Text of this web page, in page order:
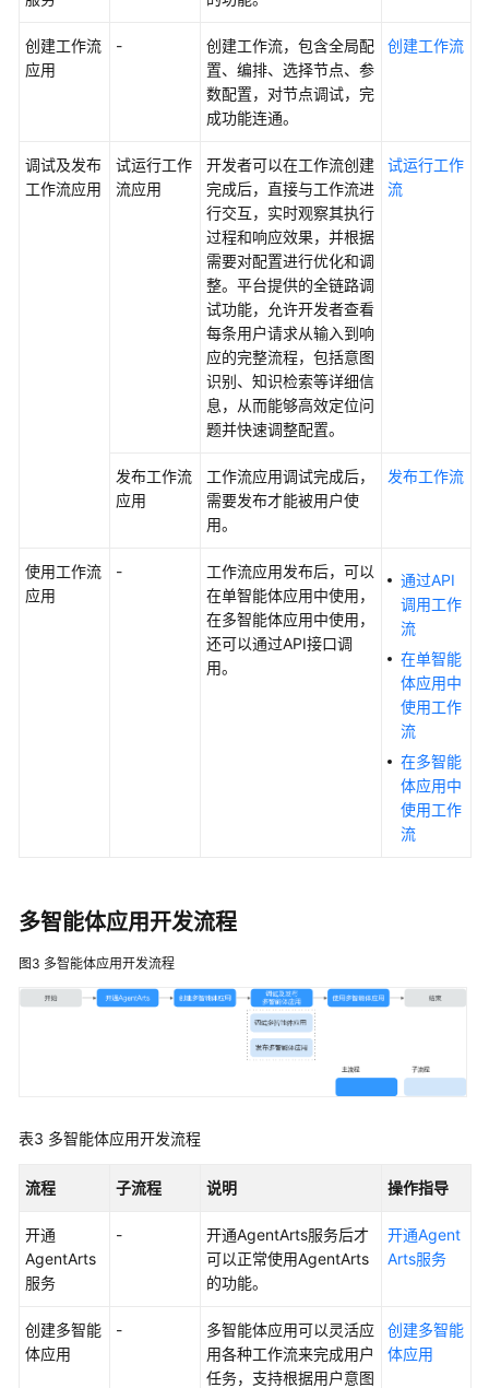
审
见
问
用
参
语
责
共
担
服
务
创建工作流
应用
-
创建工作流，包含全局配
置、编排、选择节点、参
数配置，对节点调试，完
成功能连通。
创建工作流
调试及发布
工作流应用
试运行工作
流应用
开发者可以在工作流创建
完成后，直接与工作流进
行交互，实时观察其执行
过程和响应效果，并根据
需要对配置进行优化和调
整。平台提供的全链路调
试功能，允许开发者查看
每条用户请求从输入到响
应的完整流程，包括意图
识别、知识检索等详细信
息，从而能够高效定位问
题并快速调整配置。
试运行工作
流
发布工作流
应用
工作流应用调试完成后，
需要发布才能被用户使
用。
发布工作流
使用工作流
应用
-
工作流应用发布后，可以
在单智能体应用中使用，
在多智能体应用中使用，
还可以通过API接口调
用。
通过API
调用工作
流
在单智能
体应用中
使用工作
流
在多智能
体应用中
使用工作
流
多智能体应用开发流程
图3 多智能体应用开发流程
表3 多智能体应用开发流程
流程 子流程 说明 操作指导
开通
AgentArts
服务
-
开通AgentArts服务后才
可以正常使用AgentArts
的功能。
开通Agent
Arts服务
创建多智能
体应用
-
多智能体应用可以灵活应
用各种工作流来完成用户
任务，支持根据用户意图
创建多智能
体应用